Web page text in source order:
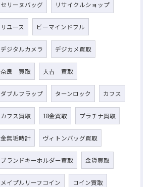
セリーヌバッグ リサイクルショップ
リユース ビーマインドフル
デジタルカメラ デジカメ買取
奈良 買取 大吉 買取
ダブルフラップ ターンロック カフス
カフス買取 18金買取 プラチナ買取
金無垢時計 ヴィトンバッグ買取
ブランドキーホルダー買取 金貨買取
メイプルリーフコイン コイン買取